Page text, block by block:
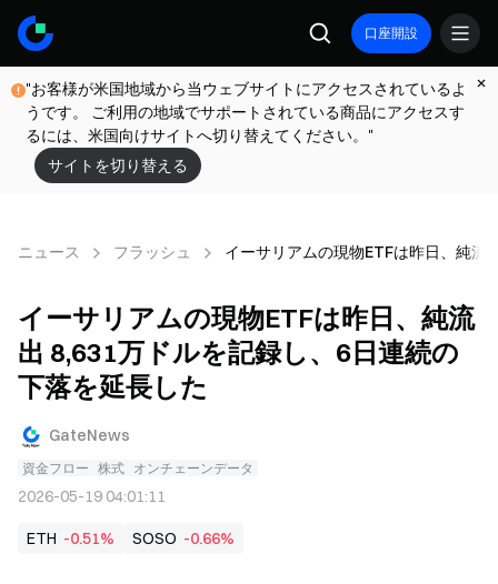
口座開設
"お客様が米国地域から当ウェブサイトにアクセスされているよ
うです。 ご利用の地域でサポートされている商品にアクセスす
るには、米国向けサイトへ切り替えてください。"
サイトを切り替える
ニュース フラッシュ イーサリアムの現物ETFは昨日、純流
イーサリアムの現物ETFは昨日、純流
出 8,631万ドルを記録し、6日連続の
下落を延長した
GateNews
資金フロー 株式 オンチェーンデータ
2026-05-19 04:01:11
ETH -0.51% SOSO -0.66%